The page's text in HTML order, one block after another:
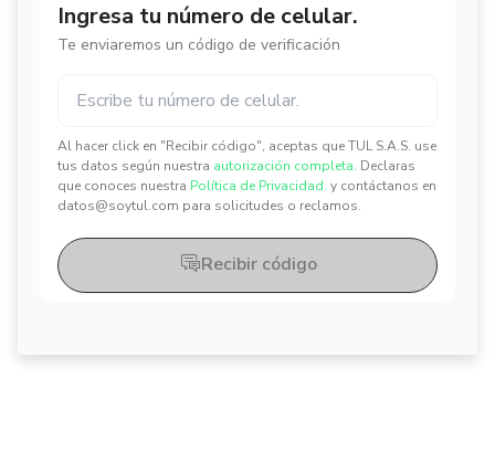
Ingresa tu número de celular.
Te enviaremos un código de verificación
Al hacer click en "Recibir código", aceptas que TUL S.A.S. use
tus datos según nuestra autorización completa. Declaras
que conoces nuestra Política de Privacidad. y contáctanos en
datos@soytul.com para solicitudes o reclamos.
✕
✕
Recibir código